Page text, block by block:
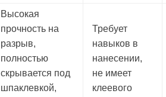
Высокая
прочность на
разрыв,
полностью
скрывается под
шпаклевкой,
Требует
навыков в
нанесении,
не имеет
клеевого